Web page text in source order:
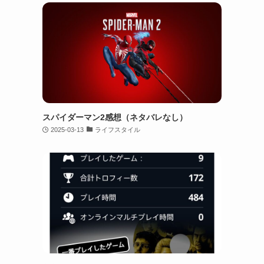
スパイダーマン2感想（ネタバレなし）
2025-03-13 ライフスタイル